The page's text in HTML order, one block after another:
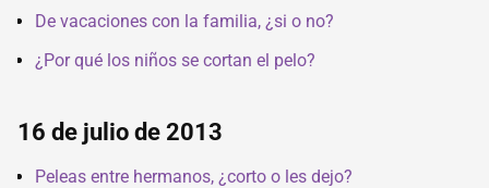
De vacaciones con la familia, ¿si o no?
¿Por qué los niños se cortan el pelo?
16 de julio de 2013
Peleas entre hermanos, ¿corto o les dejo?